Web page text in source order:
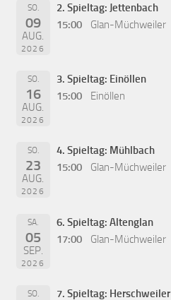
SO.
09
AUG.
2026
2. Spieltag: Jettenbach
15:00
Glan-Müchweiler
SO.
16
AUG.
2026
3. Spieltag: Einöllen
15:00
Einöllen
SO.
23
AUG.
2026
4. Spieltag: Mühlbach
15:00
Glan-Müchweiler
SA.
05
SEP.
2026
6. Spieltag: Altenglan
17:00
Glan-Müchweiler
SO. 7. Spieltag: Herschweiler